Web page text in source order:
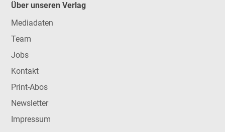
Über unseren Verlag
Mediadaten
Team
Jobs
Kontakt
Print-Abos
Newsletter
Impressum